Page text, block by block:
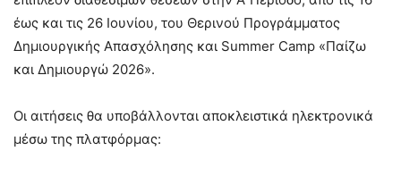
έως και τις 26 Ιουνίου, του Θερινού Προγράμματος
Δημιουργικής Απασχόλησης και Summer Camp «Παίζω
και Δημιουργώ 2026».
Οι αιτήσεις θα υποβάλλονται αποκλειστικά ηλεκτρονικά
μέσω της πλατφόρμας: